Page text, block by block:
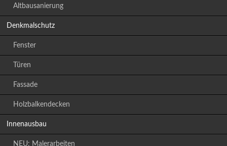
Altbausanierung
Denkmalschutz
Fenster
Türen
Fassade
Holzbalkendecken
Innenausbau
NEU: Malerarbeiten